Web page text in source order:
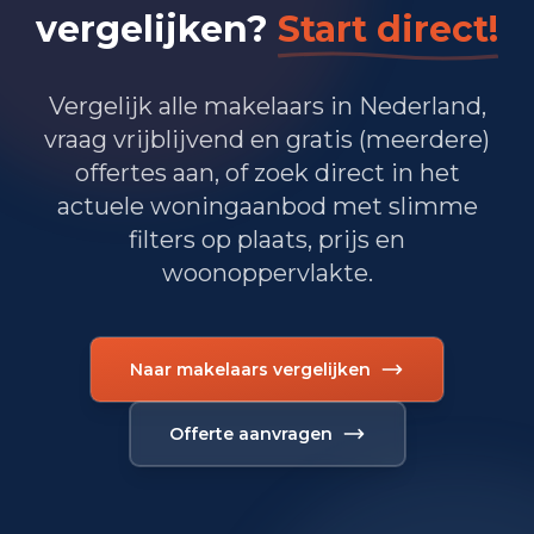
Zakelijke dienstverlening 1.855
Landbouw, bosbouw en visserij
Vervoer, informatie en communicatie 605
Financiele diensten en onroerendgoed
Cultuur, recreatie en overige diensten
Totaal aantal bedrijfsvestigingen:8.175
Recente misdaadcijfers
vergelijken? Start direct!
Vergelijk alle makelaars in Nederland,
vraag vrijblijvend en gratis (meerdere)
offertes aan, of zoek direct in het
actuele woningaanbod met slimme
filters op plaats, prijs en
woonoppervlakte.
Naar makelaars vergelijken
Offerte aanvragen